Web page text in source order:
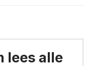
lees alle